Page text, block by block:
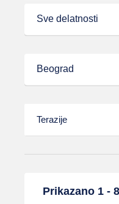
Sve delatnosti
Beograd
Prikazano 1 -